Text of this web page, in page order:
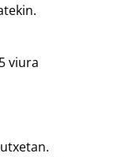
viura